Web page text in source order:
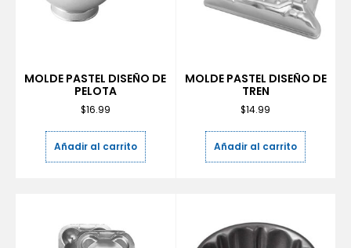
MOLDE PASTEL DISEÑO DE
PELOTA
$16.99
Añadir al carrito
MOLDE PASTEL DISEÑO DE
TREN
$14.99
Añadir al carrito